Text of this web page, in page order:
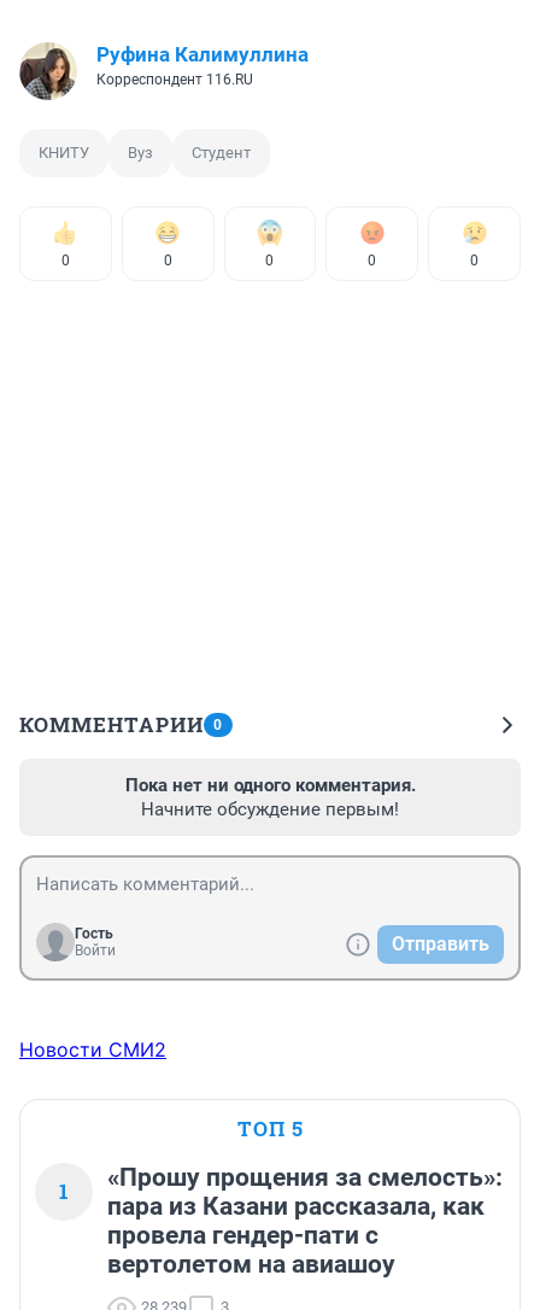
Руфина Калимуллина
Корреспондент 116.RU
КНИТУ Вуз Студент
0 0 0 0 0
КОММЕНТАРИИ 0
Пока нет ни одного комментария.
Начните обсуждение первым!
Гость
Войти
Отправить
Новости СМИ2
ТОП 5
1
«Прошу прощения за смелость»:
пара из Казани рассказала, как
провела гендер-пати с
вертолетом на авиашоу